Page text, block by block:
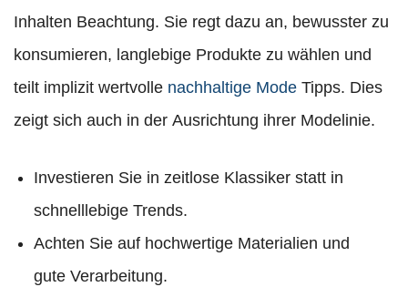
Inhalten Beachtung. Sie regt dazu an, bewusster zu
konsumieren, langlebige Produkte zu wählen und
teilt implizit wertvolle nachhaltige Mode Tipps. Dies
zeigt sich auch in der Ausrichtung ihrer Modelinie.
Investieren Sie in zeitlose Klassiker statt in
schnelllebige Trends.
Achten Sie auf hochwertige Materialien und
gute Verarbeitung.